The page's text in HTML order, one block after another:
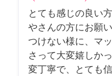
とても感じの良い
やさんの方にお願
つけない様に、マ
さって大変嬉しか
変丁寧で、とても